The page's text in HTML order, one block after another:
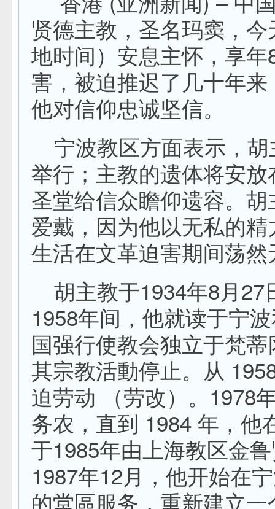
贤德主教，圣名玛窦，
地时间）安息主怀，享
害，被迫推迟了几十年
他对信仰忠诚坚信。
宁波教区方面表示，
举行；主教的遗体将安
圣堂给信众瞻仰遗容。
爱戴，因为他以无私的
生活在文革迫害期间荡然
胡主教于1934年8月
1958年间，他就读于宁
国强行使教会独立于梵
其宗教活動停止。从
迫劳动 （劳改）。1978
务农，直到 1984 年，他
于1985年由上海教区金
1987年12月，他开始在
的堂區服务，重新建立